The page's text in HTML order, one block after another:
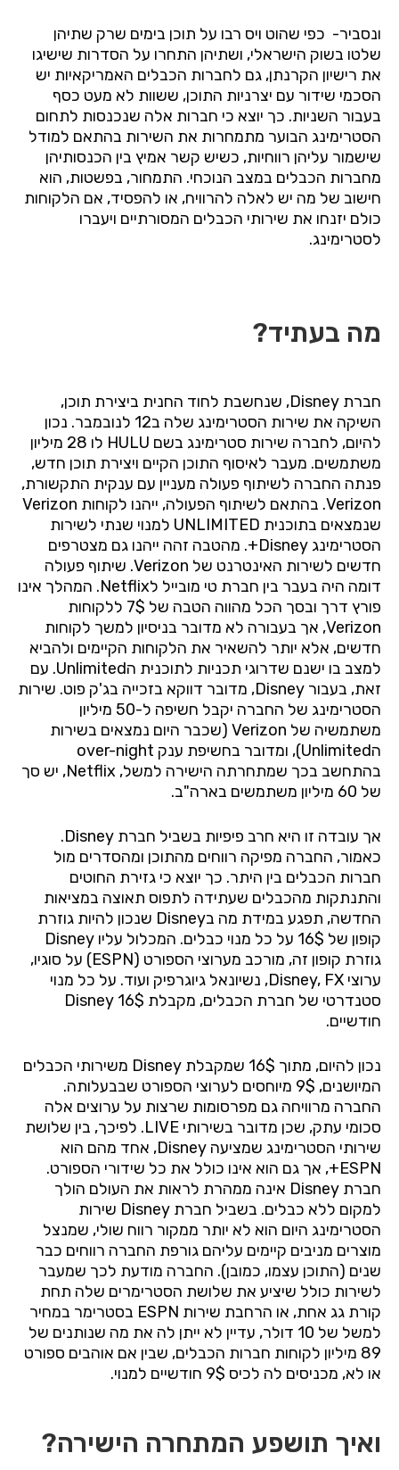
ונסביר- כפי שהוט ויס רבו על תוכן בימים שרק שתיהן
שלטו בשוק הישראלי, ושתיהן התחרו על הסדרות שישיגו
את רישיון הקרנתן, גם לחברות הכבלים האמריקאיות יש
הסכמי שידור עם יצרניות התוכן, ששוות לא מעט כסף
בעבור השניות. כך יוצא כי חברות אלה שנכנסות לתחום
הסטרימינג הבוער מתמחרות את השירות בהתאם למודל
שישמור עליהן רווחיות, כשיש קשר אמיץ בין הכנסותיהן
מחברות הכבלים במצב הנוכחי. התמחור, בפשטות, הוא
חישוב של מה יש לאלה להרוויח, או להפסיד, אם הלקוחות
כולם יזנחו את שירותי הכבלים המסורתיים ויעברו
לסטרימינג.
מה בעתיד?
חברת Disney, שנחשבת לחוד החנית ביצירת תוכן,
השיקה את שירות הסטרימינג שלה ב12 לנובמבר. נכון
להיום, לחברה שירות סטרימינג בשם HULU
לו 28 מיליון
משתמשים. מעבר לאיסוף התוכן הקיים ויצירת תוכן חדש,
פנתה החברה לשיתוף פעולה מעניין עם ענקית התקשורת,
Verizon. בהתאם לשיתוף הפעולה, ייהנו לקוחות Verizon
שנמצאים בתוכנית UNLIMITED למנוי שנתי לשירות
הסטרימינג Disney+. מהטבה זהה ייהנו גם מצטרפים
חדשים לשירות האינטרנט של Verizon. שיתוף פעולה
דומה היה בעבר בין חברת טי מובייל לNetflix. המהלך אינו
פורץ דרך ובסך הכל מהווה הטבה של 7$ ללקוחות
Verizon, אך בעבורה לא מדובר בניסיון למשך לקוחות
חדשים, אלא יותר להשאיר את הלקוחות הקיימים ולהביא
למצב בו ישנם שדרוגי תכניות לתוכנית הUnlimited. עם
זאת, בעבור Disney, מדובר דווקא בזכייה בג'ק פוט. שירות
הסטרימינג של החברה יקבל חשיפה ל-50 מיליון
משתמשיה של Verizon (שכבר היום נמצאים בשירות
הUnlimited), ומדובר בחשיפת ענק over-night
בהתחשב בכך שמתחרתה הישירה למשל, Netflix, יש סך
של 60 מיליון משתמשים בארה"ב.
אך עובדה זו היא חרב פיפיות בשביל חברת Disney
.
כאמור, החברה מפיקה רווחים מהתוכן ומהסדרים מול
חברות הכבלים בין היתר. כך יוצא כי גזירת החוטים
והתנתקות מהכבלים שעתידה לתפוס תאוצה במציאות
החדשה, תפגע במידת מה בDisney שנכון להיות גוזרת
קופון של 16$ על כל מנוי כבלים. המכלול עליו
Disney
גוזרת קופון זה, מורכב מערוצי הספורט (ESPN) על סוגיו,
ערוצי
Disney, FX
, נשיונאל גיוגרפיק ועוד. על כל מנוי
סטנדרטי של חברת הכבלים, מקבלת
Disney 16$
חודשיים.
נכון להיום, מתוך 16$ שמקבלת Disney משירותי הכבלים
המיושנים, 9$ מיוחסים לערוצי הספורט שבבעלותה.
החברה מרוויחה גם מפרסומות שרצות על ערוצים אלה
סכומי עתק, שכן מדובר בשירותי LIVE. לפיכך, בין שלושת
שירותי הסטרימינג שמציעה Disney, אחד מהם הוא
ESPN+, אך גם הוא אינו כולל את כל שידורי הספורט.
חברת Disney אינה ממהרת לראות את העולם הולך
למקום ללא כבלים. בשביל חברת Disney שירות
הסטרימינג היום הוא לא יותר ממקור רווח שולי, שמנצל
מוצרים מניבים קיימים עליהם גורפת החברה רווחים כבר
שנים (התוכן עצמו, כמובן). החברה מודעת לכך שמעבר
לשירות כולל שיציע את שלושת הסטרימרים שלה תחת
קורת גג אחת, או הרחבת שירות ESPN בסטרימר במחיר
למשל של 10 דולר, עדיין לא ייתן לה את מה שנותנים של
89 מיליון לקוחות חברות הכבלים, שבין אם אוהבים ספורט
או לא, מכניסים לה לכיס 9$ חודשיים למנוי.
ואיך תושפע המתחרה הישירה?